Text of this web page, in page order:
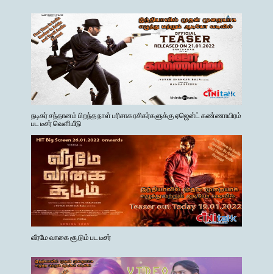
நடிகர் சந்தானம் பிறந்த நாள் பரிசாக ரசிகர்களுக்கு ஏஜென்ட் கண்ணாயிரம்
பட டீசர் வெளியீடு
வீரமே வாகை சூடும் பட டீசர்